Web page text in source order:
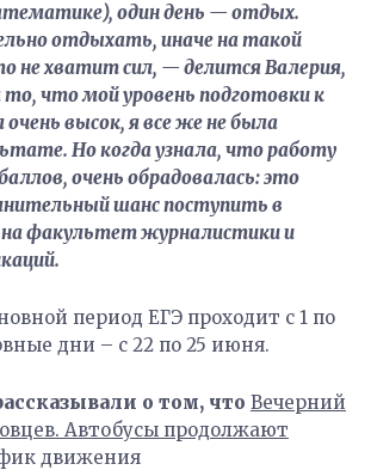
один день — отдых.
отдыхать, иначе на такой
не хватит сил, — делится Валерия,
что мой уровень подготовки к
высок, я все же не была
Но когда узнала, что работу
очень обрадовалась: это
шанс поступить в
на факультет журналистики и
период ЕГЭ проходит с 1 по
дни – с 22 по 25 июня.
о том, что Вечерний
Автобусы продолжают
движения